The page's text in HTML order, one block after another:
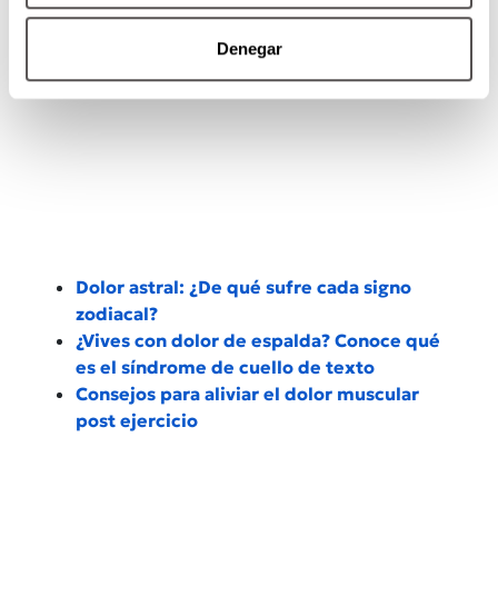
Denegar
Dolor astral: ¿De qué sufre cada signo
zodiacal?
¿Vives con dolor de espalda? Conoce qué
es el síndrome de cuello de texto
Consejos para aliviar el dolor muscular
post ejercicio